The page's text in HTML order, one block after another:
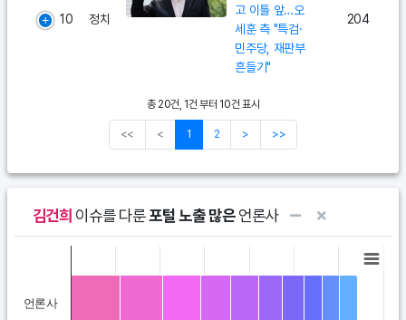
10 정치
고 이틀 앞…오
세훈 측 "특검·
민주당, 재판부
흔들기"
204
총 20건, 1건 부터 10건 표시
<< < 1 2 > >>
김건희 이슈를 다룬포털 노출 많은언론사
Chart
View as data table, Chart
언론사